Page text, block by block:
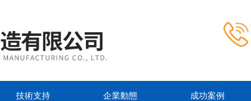
技術支持 企業動態 成功案例